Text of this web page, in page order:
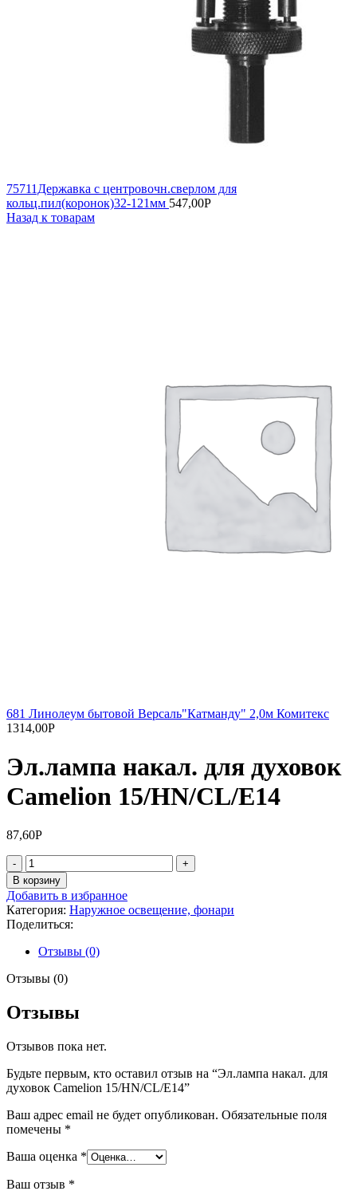
75711Державка с центровочн.сверлом для
кольц.пил(коронок)32-121мм 547,00Р
Назад к товарам
681 Линолеум бытовой Версаль"Катманду" 2,0м Комитекс
1314,00Р
Эл.лампа накал. для духовок
Camelion 15/HN/CL/E14
87,60Р
Количество
товара
Эл.лампа
накал.
для
духовок
Camelion
15/HN/CL/E14
В корзину
Добавить в избранное
Категория: Наружное освещение, фонари
Поделиться:
Отзывы (0)
Отзывы (0)
Отзывы
Отзывов пока нет.
Будьте первым, кто оставил отзыв на “Эл.лампа накал. для
духовок Camelion 15/HN/CL/E14”
Ваш адрес email не будет опубликован. Обязательные поля
помечены *
Ваша оценка *
Ваш отзыв *